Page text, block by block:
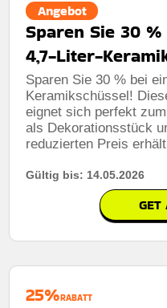
Angebot
Sparen Sie 30
4,7-Liter-
Sparen Sie 30 % bei
Keramikschüssel!
eignet sich perfekt
als Dekorationsstück
reduzierten Preis
Gültig bis: 14.05.2026
GET
25%RABATT